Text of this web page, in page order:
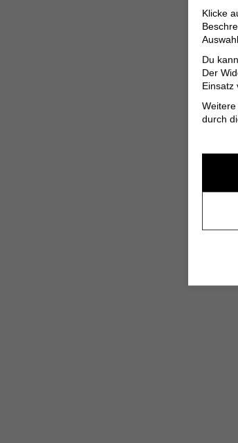
Klicke
Du
Der
Einsatz
durch